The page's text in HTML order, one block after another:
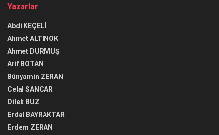
Yazarlar
Abdi KEÇELİ
Ahmet ALTINOK
Ahmet DURMUŞ
Arif BOTAN
Bünyamin ZERAN
Celal SANCAR
Dilek BUZ
Erdal BAYRAKTAR
Erdem ZERAN